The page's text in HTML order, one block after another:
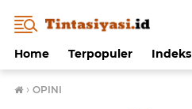
Home Terpopuler Indeks
› OPINI